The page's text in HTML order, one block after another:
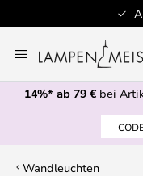
Inhalt
springen
14%* ab 79 € bei
Wandleuchten